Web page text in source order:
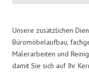
Unsere zusätzlichen
Büromöbelaufbau,
Malerarbeiten und
damit Sie sich auf Ihr